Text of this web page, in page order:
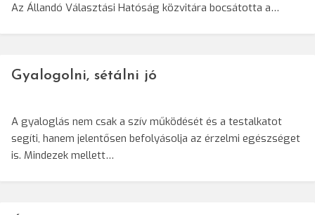
Az Állandó Választási Hatóság közvitára bocsátotta a…
Gyalogolni, sétálni jó
A gyaloglás nem csak a szív működését és a testalkatot
segíti, hanem jelentősen befolyásolja az érzelmi egészséget
is. Mindezek mellett…